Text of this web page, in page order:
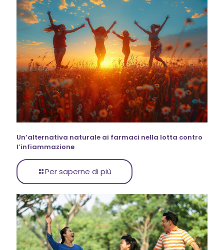
Un’alternativa naturale ai farmaci nella lotta contro
l’infiammazione
Per saperne di più